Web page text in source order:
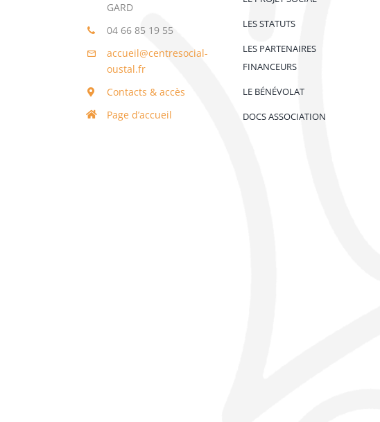
GARD
04 66 85 19 55
accueil@centresocial-
oustal.fr
Contacts & accès
Page d’accueil
LES STATUTS
LES PARTENAIRES
FINANCEURS
LE BÉNÉVOLAT
DOCS ASSOCIATION